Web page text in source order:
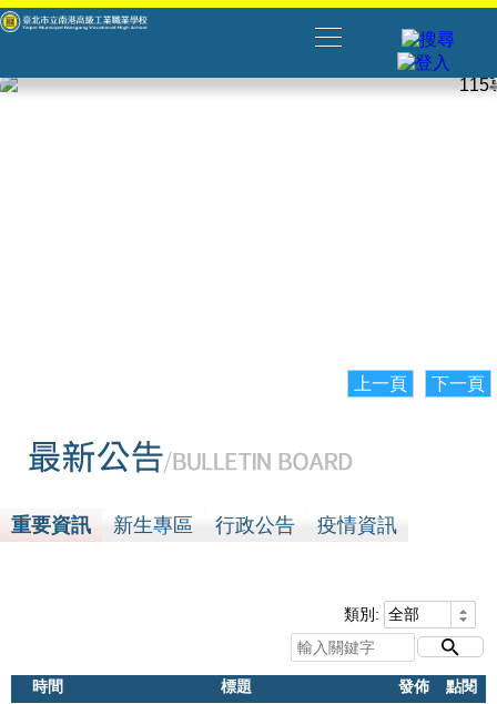
上一頁 下一頁
重要資訊 新生專區 行政公告 疫情資訊
類別:
時間 標題 發佈 點閱